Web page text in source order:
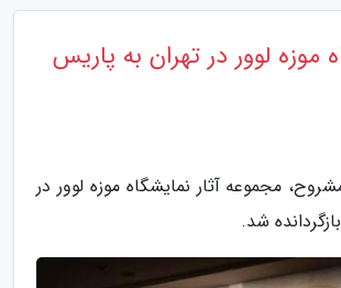
موزه لوور در تهران به پاریس
مجموعه آثار نمایشگاه موزه لوور در
شد.